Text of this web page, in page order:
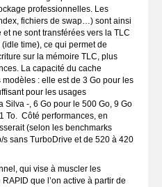
professionnelles. Les
fichiers de swap…) sont ainsi
ne sont transférées vers la TLC
time), ce qui permet de
sur la mémoire TLC, plus
La capacité du cache
: elle est de 3 Go pour les
pour les usages
-, 6 Go pour le 500 Go, 9 Go
To. Côté performances, en
(selon les benchmarks
sans TurboDrive et de 520 à 420
qui vise à muscler les
que l’on active à partir de